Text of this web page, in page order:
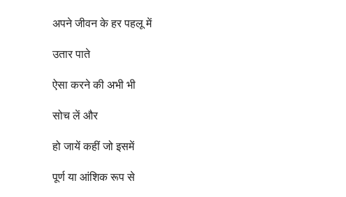
अपने जीवन के हर पहलू में
उतार पाते
ऐसा करने की अभी भी
सोच लें और
हो जायें कहीं जो इसमें
पूर्ण या आंशिक रूप से